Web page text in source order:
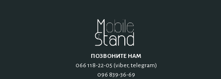
ПОЗВОНИТЕ НАМ
066 118-22-05 (viber, telegram)
096 839-36-69